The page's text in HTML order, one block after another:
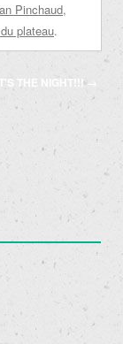
Pinchaud,
plateau.
THE NIGHT!!!